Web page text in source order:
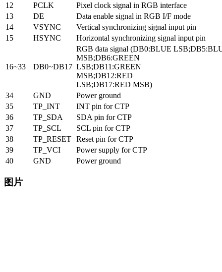
12
PCLK
Pixel clock signal in RGB interface
13
DE
Data enable signal in RGB I/F mode
14
VSYNC
Vertical synchronizing signal input pin
15
HSYNC Horizontal synchronizing signal input pin
16~33 DB0~DB17
RGB data signal (DB0:BLUE
MSB;DB6:GREEN
LSB;DB11:GREEN
MSB;DB12:RED
LSB;DB17:RED MSB)
34
GND
Power ground
35
TP_INT
INT pin for CTP
36
TP_SDA
SDA pin for CTP
37
TP_SCL
SCL pin for CTP
38
TP_RESET Reset pin for CTP
39
TP_VCI
Power supply for CTP
40
GND Power ground
图片